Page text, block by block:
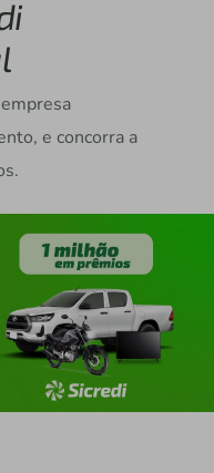
e concorra a